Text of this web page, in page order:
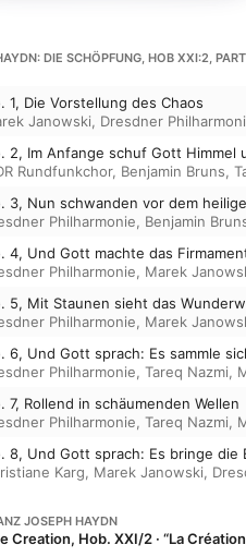
DIE SCHÖPFUNG, HOB XXI:2,
1, Die Vorstellung des Chaos
Janowski, Dresdner
2, Im Anfange schuf Gott Himmel
Rundfunkchor, Benjamin Bruns,
3, Nun schwanden vor dem
Philharmonie, Benjamin
4, Und Gott machte das
Philharmonie, Marek
5, Mit Staunen sieht das
Philharmonie, Marek
6, Und Gott sprach: Es sammle
Philharmonie, Tareq Nazmi,
7, Rollend in schäumenden Wellen
Philharmonie, Tareq Nazmi,
8, Und Gott sprach: Es bringe die
Karg, Marek Janowski,
JOSEPH HAYDN
Creation, Hob. XXI/2 · “La